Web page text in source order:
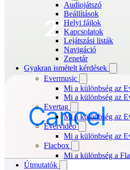
Audiojátszó
Beállítások
Helyi fájlok
Kapcsolatok
Lejátszási listák
Navigáció
Zenetár
Gyakran ismételt kérdések
Evermusic
Mi a különbség az
Mi a különbség az
Evertag
Mi a különbség az
Evervideo
Mi a különbség az
Flacbox
Mi a különbség a
Útmutatók